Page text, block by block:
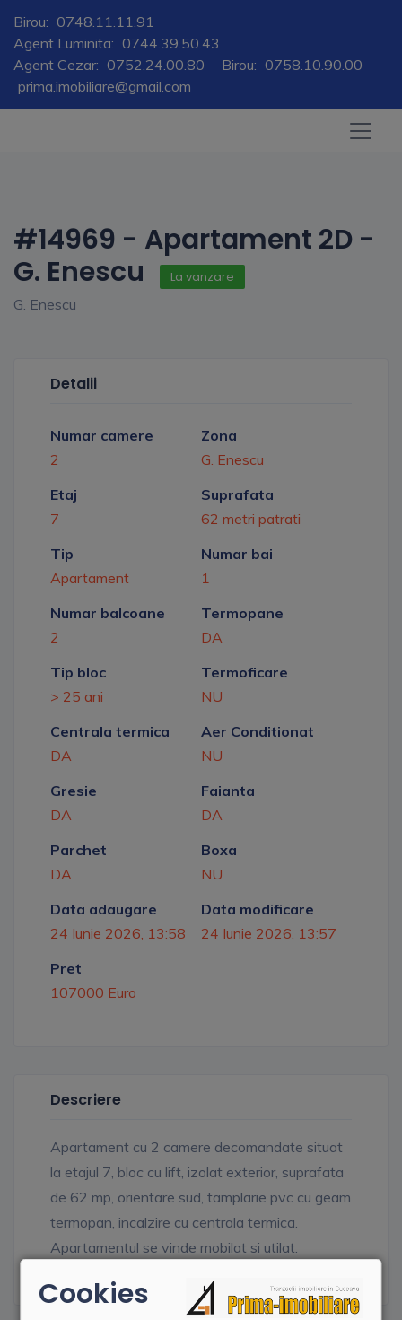
Cookies
Birou: 0748.11.11.91
Agent Luminita: 0744.39.50.43
Agent Cezar: 0752.24.00.80 Birou: 0758.10.90.00
prima.imobiliare@gmail.com
#14969 - Apartament 2D -
G. Enescu
La vanzare
G. Enescu
Detalii
Numar camere
2
Zona
G. Enescu
Etaj
7
Suprafata
62 metri patrati
Tip
Apartament
Numar bai
1
Numar balcoane
2
Termopane
DA
Tip bloc
> 25 ani
Termoficare
NU
Centrala termica
DA
Aer Conditionat
NU
Gresie
DA
Faianta
DA
Parchet
DA
Boxa
NU
Data adaugare
24 Iunie 2026, 13:58
Data modificare
24 Iunie 2026, 13:57
Pret
107000 Euro
Descriere
Apartament cu 2 camere decomandate situat
la etajul 7, bloc cu lift, izolat exterior, suprafata
de 62 mp, orientare sud, tamplarie pvc cu geam
termopan, incalzire cu centrala termica.
Apartamentul se vinde mobilat si utilat.